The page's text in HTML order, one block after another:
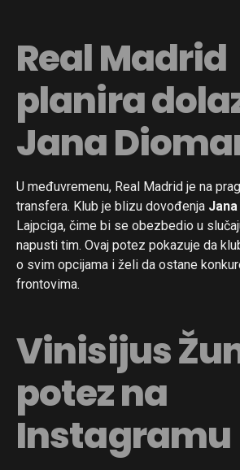
Real Madrid
planira
Jana
U međuvremenu, Real Madrid je na
transfera. Klub je blizu dovođenja
Lajpciga, čime bi se obezbedio u
napusti tim. Ovaj potez pokazuje da
o svim opcijama i želi da ostane
frontovima.
Vinisijus
potez na
Instagramu